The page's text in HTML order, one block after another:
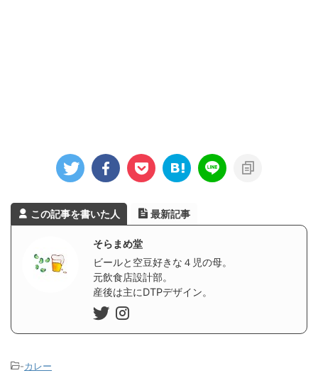
この記事を書いた人 最新記事
そらまめ堂
ビールと空豆好きな４児の母。
元飲食店設計部。
産後は主にDTPデザイン。
-カレー